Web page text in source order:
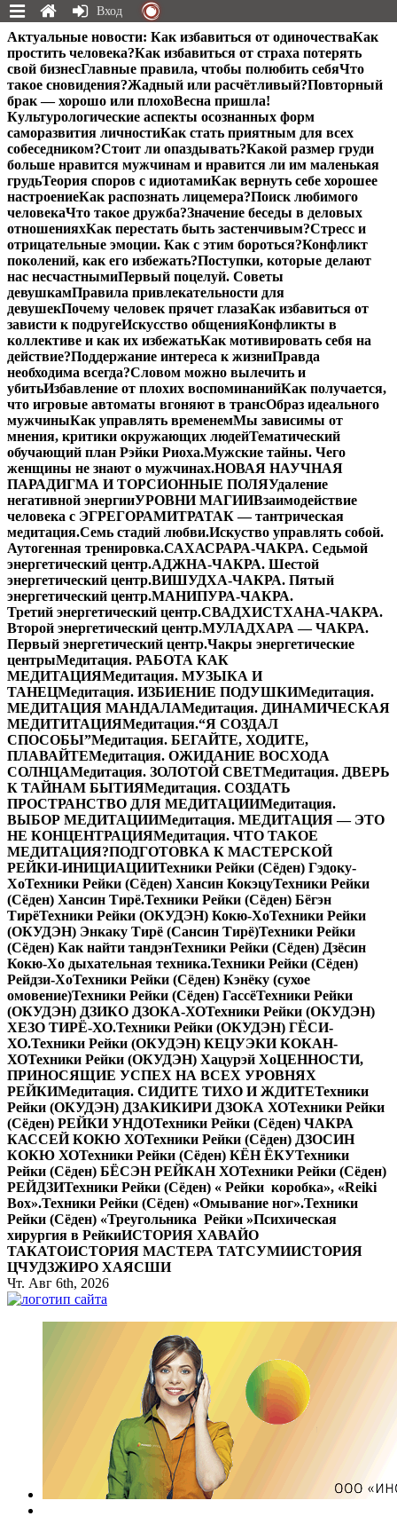
Перейти
к
содержимому
Актуальные новости: Как избавиться от одиночестваКак
простить человека?Как избавиться от страха потерять
свой бизнесГлавные правила, чтобы полюбить себяЧто
такое сновидения?Жадный или расчётливый?Повторный
брак — хорошо или плохоВесна пришла!
Культурологические аспекты осознанных форм
саморазвития личностиКак стать приятным для всех
собеседником?Стоит ли опаздывать?Какой размер груди
больше нравится мужчинам и нравится ли им маленькая
грудьТеория споров с идиотамиКак вернуть себе хорошее
настроениеКак распознать лицемера?Поиск любимого
человекаЧто такое дружба?Значение беседы в деловых
отношенияхКак перестать быть застенчивым?Стресс и
отрицательные эмоции. Как с этим бороться?Конфликт
поколений, как его избежать?Поступки, которые делают
нас несчастнымиПервый поцелуй. Советы
девушкамПравила привлекательности для
девушекПочему человек прячет глазаКак избавиться от
зависти к подругеИскусство общенияКонфликты в
коллективе и как их избежатьКак мотивировать себя на
действие?Поддержание интереса к жизниПравда
необходима всегда?Словом можно вылечить и
убитьИзбавление от плохих воспоминанийКак получается,
что игровые автоматы вгоняют в трансОбраз идеального
мужчиныКак управлять временемМы зависимы от
мнения, критики окружающих людейТематический
обучающий план Рэйки Риоха.Мужские тайны. Чего
женщины не знают о мужчинах.НОВАЯ НАУЧНАЯ
ПАРАДИГМА И ТОРСИОННЫЕ ПОЛЯУдаление
негативной энергииУРОВНИ МАГИИВзаимодействие
человека с ЭГРЕГОРАМИТРАТАК — тантрическая
медитация.Семь стадий любви.Искуство управлять собой.
Аутогенная тренировка.САХАСРАРА-ЧАКРА. Седьмой
энергетический центр.АДЖНА-ЧАКРА. Шестой
энергетический центр.ВИШУДХА-ЧАКРА. Пятый
энергетический центр.МАНИПУРА-ЧАКРА.
Третий энергетический центр.СВАДХИСТХАНА-ЧАКРА.
Второй энергетический центр.МУЛАДХАРА — ЧАКРА.
Первый энергетический центр.Чакры энергетические
центрыМедитация. РАБОТА КАК
МЕДИТАЦИЯМедитация. МУЗЫКА И
ТАНЕЦМедитация. ИЗБИЕНИЕ ПОДУШКИМедитация.
МЕДИТАЦИЯ МАНДАЛАМедитация. ДИНАМИЧЕСКАЯ
МЕДИТИТАЦИЯМедитация.“Я СОЗДАЛ
СПОСОБЫ”Медитация. БЕГАЙТЕ, ХОДИТЕ,
ПЛАВАЙТЕМедитация. ОЖИДАНИЕ ВОСХОДА
СОЛНЦАМедитация. ЗОЛОТОЙ СВЕТМедитация. ДВЕРЬ
К ТАЙНАМ БЫТИЯМедитация. СОЗДАТЬ
ПРОСТРАНСТВО ДЛЯ МЕДИТАЦИИМедитация.
ВЫБОР МЕДИТАЦИИМедитация. МЕДИТАЦИЯ — ЭТО
НЕ КОНЦЕНТРАЦИЯМедитация. ЧТО ТАКОЕ
МЕДИТАЦИЯ?ПОДГОТОВКА К МАСТЕРСКОЙ
РЕЙКИ-ИНИЦИАЦИИТехники Рейки (Сёден) Гэдоку-
ХоТехники Рейки (Сёден) Хансин КокэцуТехники Рейки
(Сёден) Хансин Тирё.Техники Рейки (Сёден) Бёгэн
ТирёТехники Рейки (ОКУДЭН) Кокю-ХоТехники Рейки
(ОКУДЭН) Энкаку Тирё (Сансин Тирё)Техники Рейки
(Сёден) Как найти тандэнТехники Рейки (Сёден) Дзёсин
Кокю-Хо дыхательная техника.Техники Рейки (Сёден)
Рейдзи-ХоТехники Рейки (Сёден) Кэнёку (сухое
омовение)Техники Рейки (Сёден) ГассёТехники Рейки
(ОКУДЭН) ДЗИКО ДЗОКА-ХОТехники Рейки (ОКУДЭН)
ХЕЗО ТИРЁ-ХО.Техники Рейки (ОКУДЭН) ГЁСИ-
ХО.Техники Рейки (ОКУДЭН) КЕЦУЭКИ КОКАН-
ХОТехники Рейки (ОКУДЭН) Хацурэй ХоЦЕННОСТИ,
ПРИНОСЯЩИЕ УСПЕХ НА ВСЕХ УРОВНЯХ
РЕЙКИМедитация. СИДИТЕ ТИХО И ЖДИТЕТехники
Рейки (ОКУДЭН) ДЗАКИКИРИ ДЗОКА ХОТехники Рейки
(Сёден) РЕЙКИ УНДОТехники Рейки (Сёден) ЧАКРА
КАССЕЙ КОКЮ ХОТехники Рейки (Сёден) ДЗОСИН
КОКЮ ХОТехники Рейки (Сёден) КЁН ЁКУТехники
Рейки (Сёден) БЁСЭН РЕЙКАН ХОТехники Рейки (Сёден)
РЕЙДЗИТехники Рейки (Сёден) « Рейки коробка», «Reiki
Вox».Техники Рейки (Сёден) «Омывание ног».Техники
Рейки (Сёден) «Треугольника Рейки »Психическая
хирургия в РейкиИСТОРИЯ ХАВАЙО
ТАКАТОИСТОРИЯ МАСТЕРА ТАТСУМИИСТОРИЯ
ЦЧУДЗЖИРО ХАЯСШИ
Чт. Авг 6th, 2026
Вход